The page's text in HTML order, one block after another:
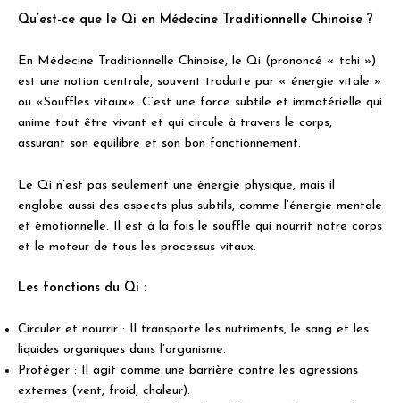
Qu’est-ce que le Qi en Médecine Traditionnelle Chinoise ?
En Médecine Traditionnelle Chinoise, le Qi (prononcé « tchi »)
est une notion centrale, souvent traduite par « énergie vitale »
ou «Souffles vitaux». C’est une force subtile et immatérielle qui
anime tout être vivant et qui circule à travers le corps,
assurant son équilibre et son bon fonctionnement.
Le Qi n’est pas seulement une énergie physique, mais il
englobe aussi des aspects plus subtils, comme l’énergie mentale
et émotionnelle. Il est à la fois le souffle qui nourrit notre corps
et le moteur de tous les processus vitaux.
Les fonctions du Qi :
Circuler et nourrir : Il transporte les nutriments, le sang et les
liquides organiques dans l’organisme.
Protéger : Il agit comme une barrière contre les agressions
externes (vent, froid, chaleur).